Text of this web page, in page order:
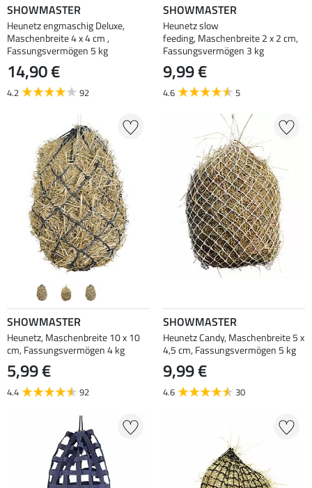
SHOWMASTER
Heunetz engmaschig Deluxe,
Maschenbreite 4 x 4 cm ,
Fassungsvermögen 5 kg
14,90 €
4.2 92
SHOWMASTER
Heunetz slow
feeding, Maschenbreite 2 x 2 cm,
Fassungsvermögen 3 kg
9,99 €
4.6 5
SHOWMASTER
Heunetz, Maschenbreite 10 x 10
cm, Fassungsvermögen 4 kg
5,99 €
4.4 92
SHOWMASTER
Heunetz Candy, Maschenbreite 5 x
4,5 cm, Fassungsvermögen 5 kg
9,99 €
4.6 30